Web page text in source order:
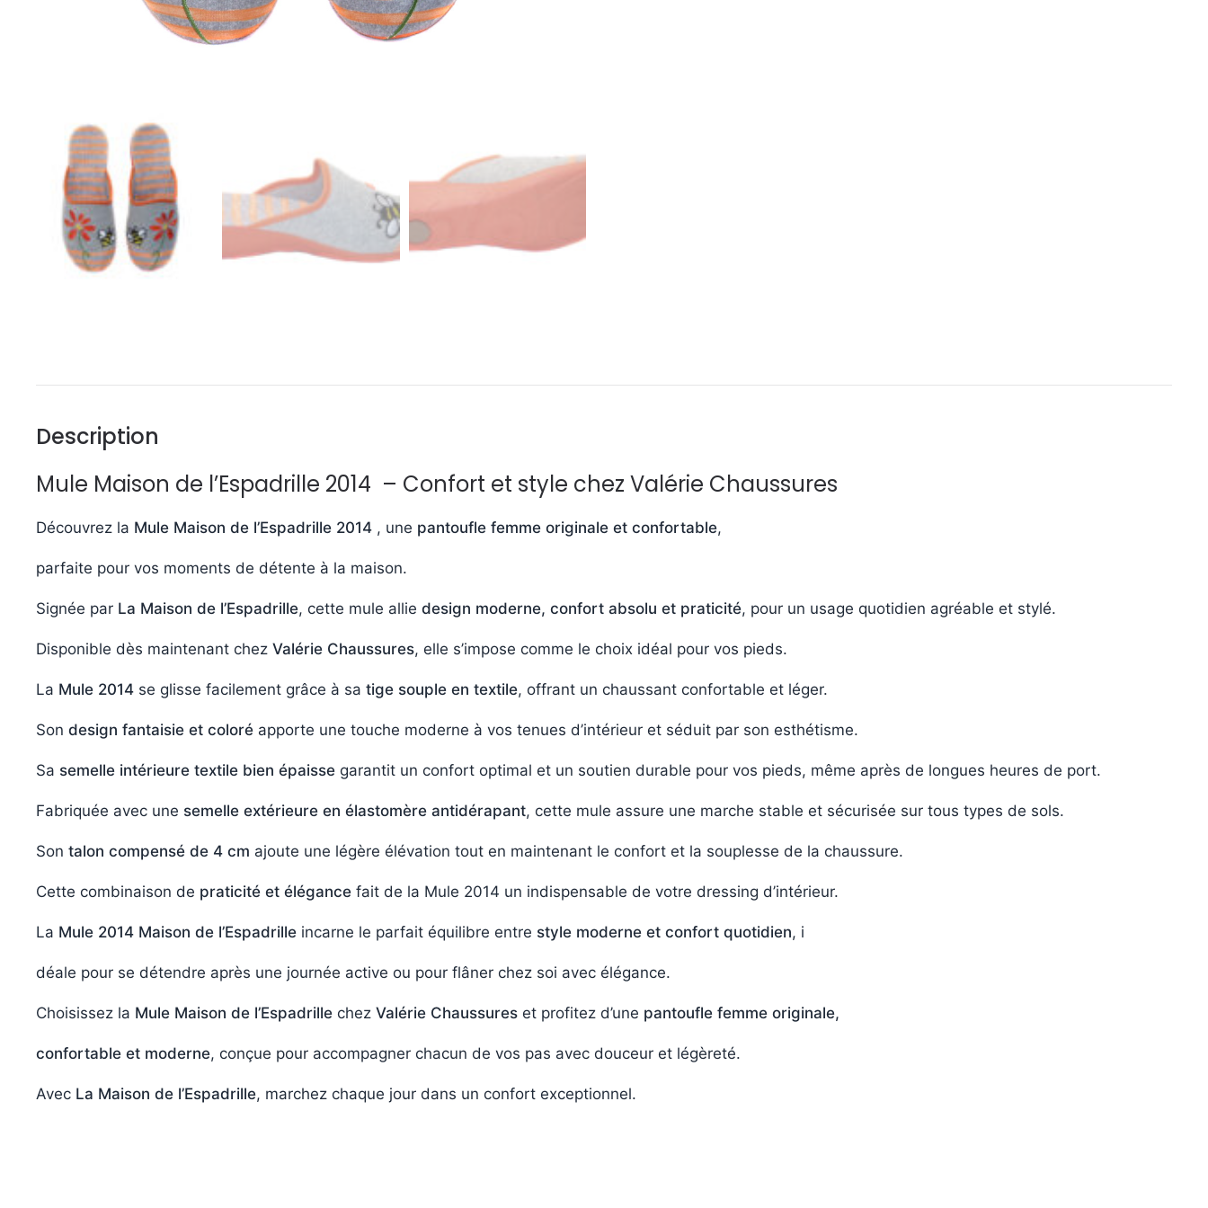
Description
Mule Maison de l’Espadrille 2014 – Confort et style chez Valérie Chaussures
Découvrez la Mule Maison de l’Espadrille 2014 , une pantoufle femme originale et confortable,
parfaite pour vos moments de détente à la maison.
Signée par La Maison de l’Espadrille, cette mule allie design moderne, confort absolu et praticité, pour un usage quotidien agréable et stylé.
Disponible dès maintenant chez Valérie Chaussures, elle s’impose comme le choix idéal pour vos pieds.
La Mule 2014 se glisse facilement grâce à sa tige souple en textile, offrant un chaussant confortable et léger.
Son design fantaisie et coloré apporte une touche moderne à vos tenues d’intérieur et séduit par son esthétisme.
Sa semelle intérieure textile bien épaisse garantit un confort optimal et un soutien durable pour vos pieds, même après de longues heures de port.
Fabriquée avec une semelle extérieure en élastomère antidérapant, cette mule assure une marche stable et sécurisée sur tous types de sols.
Son talon compensé de 4 cm ajoute une légère élévation tout en maintenant le confort et la souplesse de la chaussure.
Cette combinaison de praticité et élégance fait de la Mule 2014 un indispensable de votre dressing d’intérieur.
La Mule 2014 Maison de l’Espadrille incarne le parfait équilibre entre style moderne et confort quotidien, i
déale pour se détendre après une journée active ou pour flâner chez soi avec élégance.
Choisissez la Mule Maison de l’Espadrille chez Valérie Chaussures et profitez d’une pantoufle femme originale,
confortable et moderne, conçue pour accompagner chacun de vos pas avec douceur et légèreté.
Avec La Maison de l’Espadrille, marchez chaque jour dans un confort exceptionnel.